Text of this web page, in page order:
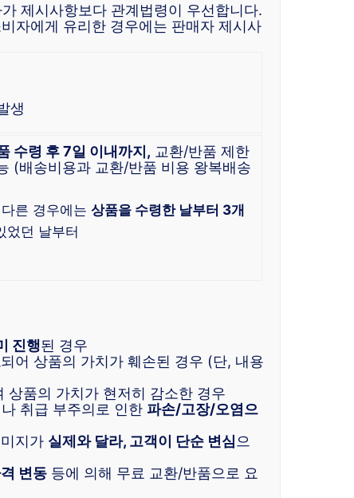
제시사항보다 관계법령이 우선합니다.
자에게 유리한 경우에는 판매자 제시사
생
수령 후 7일 이내까지, 교환/반품 제한
(배송비용과 교환/반품 비용 왕복배송
른 경우에는 상품을 수령한 날부터 3개
었던 날부터
진행된 경우
되어 상품의 가치가 훼손된 경우 (단, 내용
상품의 가치가 현저히 감소한 경우
취급 부주의로 인한 파손/고장/오염으
지가 실제와 달라, 고객이 단순 변심 으
변동 등에 의해 무료 교환/반품으로 요